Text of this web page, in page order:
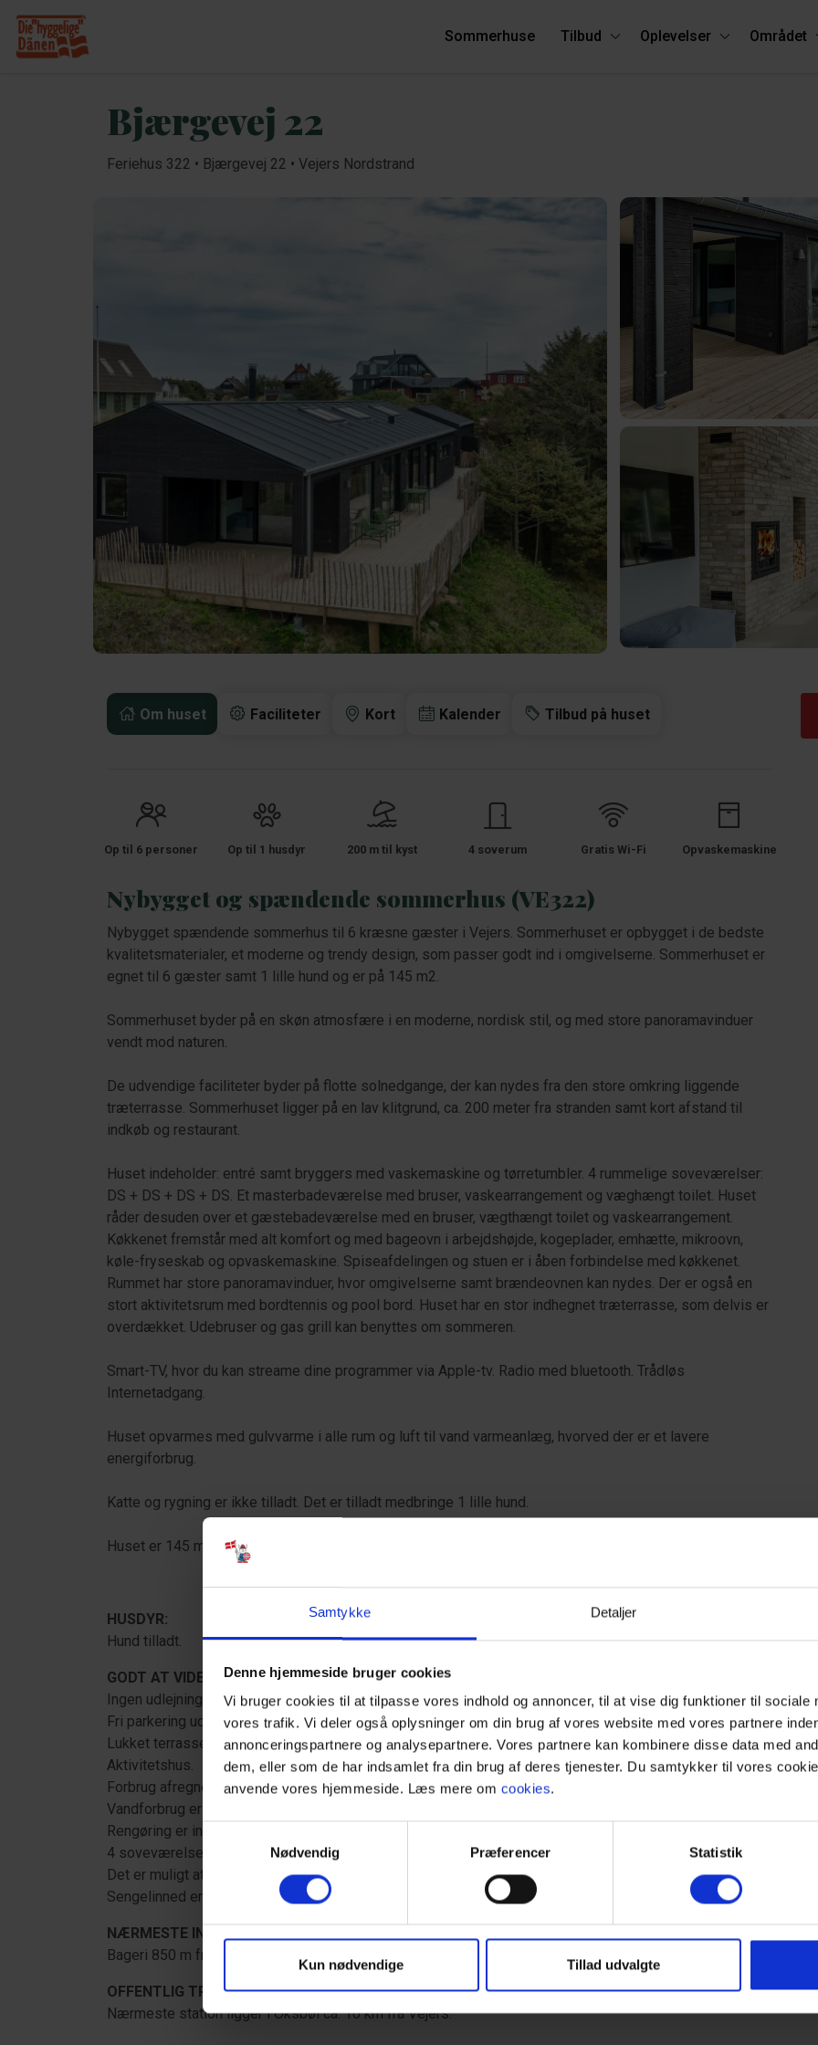
Samtykke Detaljer
Denne hjemmeside bruger cookies
Vi bruger cookies til at tilpasse vores indhold og annoncer, til at vise dig funktioner til sociale
vores trafik. Vi deler også oplysninger om din brug af vores website med vores partnere
annonceringspartnere og analysepartnere. Vores partnere kan kombinere disse data med
dem, eller som de har indsamlet fra din brug af deres tjenester. Du samtykker til vores
anvende vores hjemmeside. Læs mere om cookies.
Nødvendig
Præferencer Statistik
Kun nødvendige Tillad udvalgte
Sommerhuse Tilbud Oplevelser Området
Bjærgevej 22
Feriehus 322 • Bjærgevej 22 • Vejers Nordstrand
Om huset Faciliteter Kort Kalender Tilbud på huset
Op til 6 personer Op til 1 husdyr 200 m til kyst 4 soverum Gratis Wi-Fi Opvaskemaskine
Nybygget og spændende sommerhus (VE322)
Nybygget spændende sommerhus til 6 kræsne gæster i Vejers. Sommerhuset er opbygget i de bedste
kvalitetsmaterialer, et moderne og trendy design, som passer godt ind i omgivelserne. Sommerhuset er
egnet til 6 gæster samt 1 lille hund og er på 145 m2.
Sommerhuset byder på en skøn atmosfære i en moderne, nordisk stil, og med store panoramavinduer
vendt mod naturen.
De udvendige faciliteter byder på flotte solnedgange, der kan nydes fra den store omkring liggende
træterrasse. Sommerhuset ligger på en lav klitgrund, ca. 200 meter fra stranden samt kort afstand til
indkøb og restaurant.
Huset indeholder: entré samt bryggers med vaskemaskine og tørretumbler. 4 rummelige soveværelser:
DS + DS + DS + DS. Et masterbadeværelse med bruser, vaskearrangement og væghængt toilet. Huset
råder desuden over et gæstebadeværelse med en bruser, vægthængt toilet og vaskearrangement.
Køkkenet fremstår med alt komfort og med bageovn i arbejdshøjde, kogeplader, emhætte, mikroovn,
køle-fryseskab og opvaskemaskine. Spiseafdelingen og stuen er i åben forbindelse med køkkenet.
Rummet har store panoramavinduer, hvor omgivelserne samt brændeovnen kan nydes. Der er også en
stort aktivitetsrum med bordtennis og pool bord. Huset har en stor indhegnet træterrasse, som delvis er
overdækket. Udebruser og gas grill kan benyttes om sommeren.
Smart-TV, hvor du kan streame dine programmer via Apple-tv. Radio med bluetooth. Trådløs
Internetadgang.
Huset opvarmes med gulvvarme i alle rum og luft til vand varmeanlæg, hvorved der er et lavere
energiforbrug.
Katte og rygning er ikke tilladt. Det er tilladt medbringe 1 lille hund.
Huset er 145 m2 stor. Byggeår 2022.
HUSDYR:
Hund tilladt.
GODT AT VIDE:
Ingen udlejning til ungdomsgrupper.
Fri parkering uden for ferieboligen.
Lukket terrasse.
Aktivitetshus.
Forbrug afregnes efter aflæsning.
Vandforbrug er inklusiv i prisen.
Rengøring er inklusiv i prisen.
4 soveværelser med dobbeltseng 180x200 cm.
Det er muligt at låne barneseng og højstol fra kontoret.
Sengelinned er ikke inkluderet men kan tilkøbes.
NÆRMESTE INDKØB:
Bageri 850 m fra ferieboligen. Supermarked ”Storkøb” 800 m fra ferieboligen.
OFFENTLIG TRANSPORT:
Nærmeste station ligger i Oksbøl ca. 10 km fra Vejers.